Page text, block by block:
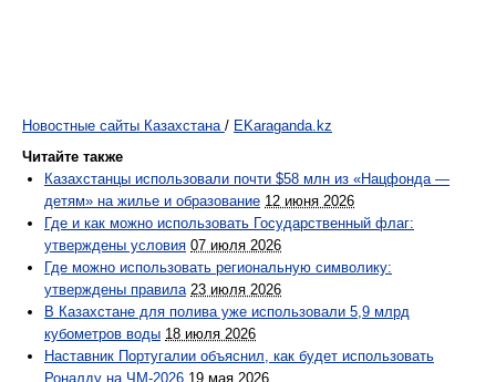
Новостные сайты Казахстана / EKaraganda.kz
Читайте также
Казахстанцы использовали почти $58 млн из «Нацфонда —
детям» на жилье и образование 12 июня 2026
Где и как можно использовать Государственный флаг:
утверждены условия 07 июля 2026
Где можно использовать региональную символику:
утверждены правила 23 июля 2026
В Казахстане для полива уже использовали 5,9 млрд
кубометров воды 18 июля 2026
Наставник Португалии объяснил, как будет использовать
Роналду на ЧМ-2026 19 мая 2026